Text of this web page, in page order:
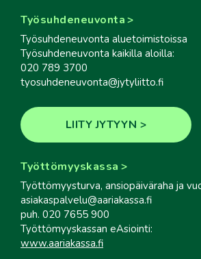
Työsuhdeneuvonta
Työsuhdeneuvonta aluetoimistoissa
Työsuhdeneuvonta kaikilla aloilla:
020 789 3700
tyosuhdeneuvonta@jytyliitto.fi
LIITY JYTYYN
Työttömyyskassa
Työttömyysturva, ansiopäiväraha ja
asiakaspalvelu@aariakassa.fi
puh. 020 7655 900
Työttömyyskassan eAsiointi:
www.aariakassa.fi